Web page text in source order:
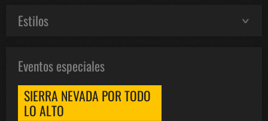
Estilos
Eventos especiales
SIERRA NEVADA POR TODO
LO ALTO